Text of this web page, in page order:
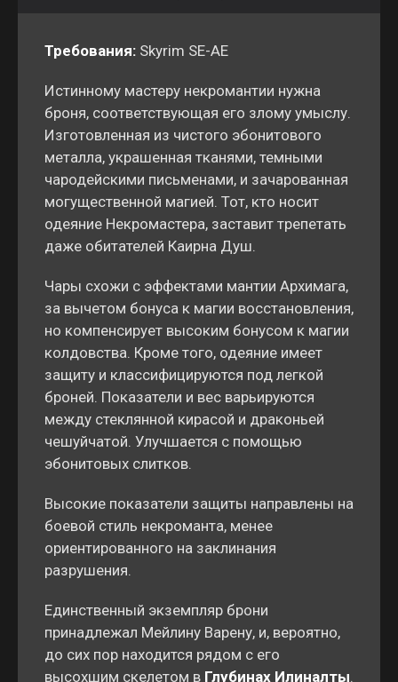
Требования: Skyrim SE-AE
Истинному мастеру некромантии нужна
броня, соответствующая его злому умыслу.
Изготовленная из чистого эбонитового
металла, украшенная тканями, темными
чародейскими письменами, и зачарованная
могущественной магией. Тот, кто носит
одеяние Некромастера, заставит трепетать
даже обитателей Каирна Душ.
Чары схожи с эффектами мантии Архимага,
за вычетом бонуса к магии восстановления,
но компенсирует высоким бонусом к магии
колдовства. Кроме того, одеяние имеет
защиту и классифицируются под легкой
броней. Показатели и вес варьируются
между стеклянной кирасой и драконьей
чешуйчатой. Улучшается с помощью
эбонитовых слитков.
Высокие показатели защиты направлены на
боевой стиль некроманта, менее
ориентированного на заклинания
разрушения.
Единственный экземпляр брони
принадлежал Мейлину Варену, и, вероятно,
до сих пор находится рядом с его
высохшим скелетом в Глубинах Илиналты.